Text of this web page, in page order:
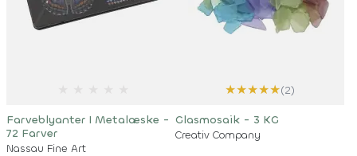
Farveblyanter I Metalæske -
72 Farver
Nassau Fine Art
★★★★★(2)
Glasmosaik - 3 KG
Creativ Company